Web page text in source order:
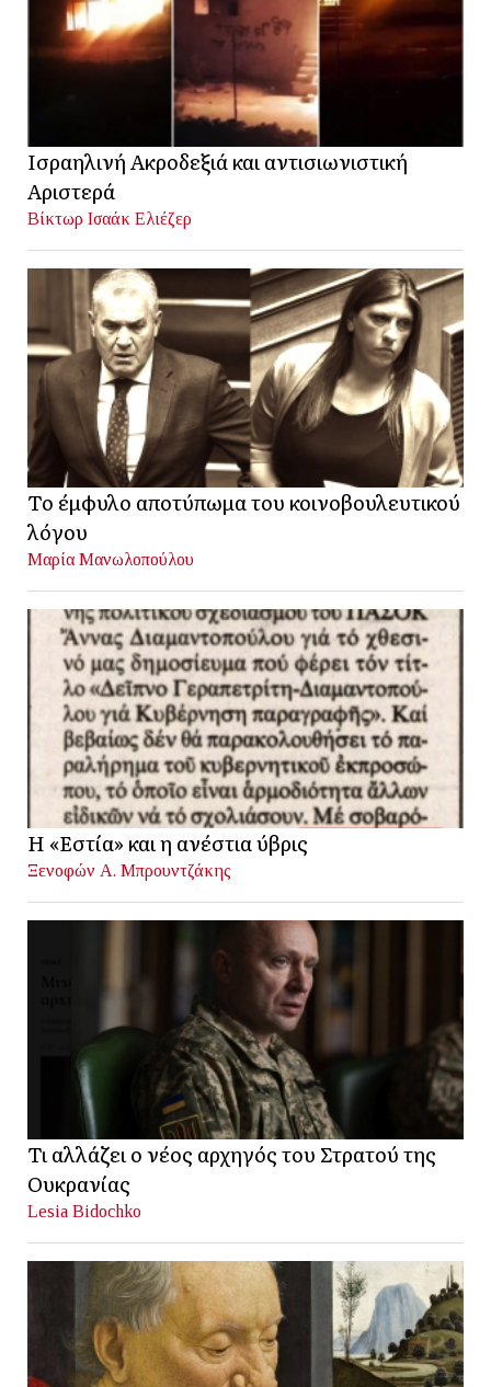
Ισραηλινή Ακροδεξιά και αντισιωνιστική
Αριστερά
Βίκτωρ Ισαάκ Ελιέζερ
Το έμφυλο αποτύπωμα του κοινοβουλευτικού
λόγου
Μαρία Μανωλοπούλου
Η «Εστία» και η ανέστια ύβρις
Ξενοφών Α. Μπρουντζάκης
Τι αλλάζει ο νέος αρχηγός του Στρατού της
Ουκρανίας
Lesia Bidochko